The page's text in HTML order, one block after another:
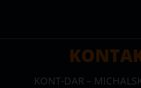
KONT-DAR –